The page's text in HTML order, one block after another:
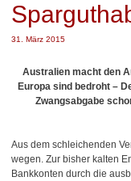
31. März 2015
Australien macht den
Europa sind bedroht –
Zwangsabgabe
Aus dem schleichenden
wegen. Zur bisher kalten
Bankkonten durch die